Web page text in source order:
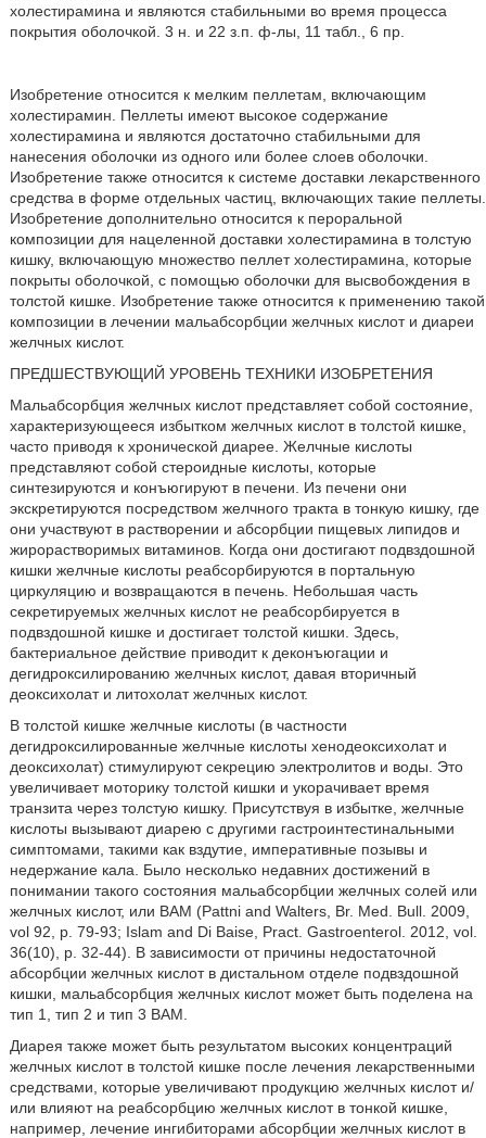
холестирамина и являются стабильными во время процесса
покрытия оболочкой. 3 н. и 22 з.п. ф-лы, 11 табл., 6 пр.
Изобретение относится к мелким пеллетам, включающим
холестирамин. Пеллеты имеют высокое содержание
холестирамина и являются достаточно стабильными для
нанесения оболочки из одного или более слоев оболочки.
Изобретение также относится к системе доставки лекарственного
средства в форме отдельных частиц, включающих такие пеллеты.
Изобретение дополнительно относится к пероральной
композиции для нацеленной доставки холестирамина в толстую
кишку, включающую множество пеллет холестирамина, которые
покрыты оболочкой, с помощью оболочки для высвобождения в
толстой кишке. Изобретение также относится к применению такой
композиции в лечении мальабсорбции желчных кислот и диареи
желчных кислот.
ПРЕДШЕСТВУЮЩИЙ УРОВЕНЬ ТЕХНИКИ ИЗОБРЕТЕНИЯ
Мальабсорбция желчных кислот представляет собой состояние,
характеризующееся избытком желчных кислот в толстой кишке,
часто приводя к хронической диарее. Желчные кислоты
представляют собой стероидные кислоты, которые
синтезируются и конъюгируют в печени. Из печени они
экскретируются посредством желчного тракта в тонкую кишку, где
они участвуют в растворении и абсорбции пищевых липидов и
жирорастворимых витаминов. Когда они достигают подвздошной
кишки желчные кислоты реабсорбируются в портальную
циркуляцию и возвращаются в печень. Небольшая часть
секретируемых желчных кислот не реабсорбируется в
подвздошной кишке и достигает толстой кишки. Здесь,
бактериальное действие приводит к деконъюгации и
дегидроксилированию желчных кислот, давая вторичный
деоксихолат и литохолат желчных кислот.
В толстой кишке желчные кислоты (в частности
дегидроксилированные желчные кислоты хенодеоксихолат и
деоксихолат) стимулируют секрецию электролитов и воды. Это
увеличивает моторику толстой кишки и укорачивает время
транзита через толстую кишку. Присутствуя в избытке, желчные
кислоты вызывают диарею с другими гастроинтестинальными
симптомами, такими как вздутие, императивные позывы и
недержание кала. Было несколько недавних достижений в
понимании такого состояния мальабсорбции желчных солей или
желчных кислот, или BAM (Pattni and Walters, Br. Med. Bull. 2009,
vol 92, p. 79-93; Islam and Di Baise, Pract. Gastroenterol. 2012, vol.
36(10), p. 32-44). В зависимости от причины недостаточной
абсорбции желчных кислот в дистальном отделе подвздошной
кишки, мальабсорбция желчных кислот может быть поделена на
тип 1, тип 2 и тип 3 BAM.
Диарея также может быть результатом высоких концентраций
желчных кислот в толстой кишке после лечения лекарственными
средствами, которые увеличивают продукцию желчных кислот и/
или влияют на реабсорбцию желчных кислот в тонкой кишке,
например, лечение ингибиторами абсорбции желчных кислот в